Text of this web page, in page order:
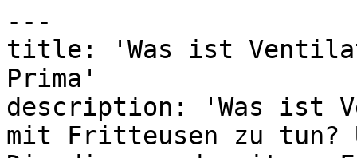
---
title: 'Was ist
Prima'
description: 'Was ist
mit Fritteusen zu tun?